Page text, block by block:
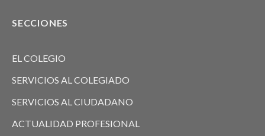
SECCIONES
EL COLEGIO
SERVICIOS AL COLEGIADO
SERVICIOS AL CIUDADANO
ACTUALIDAD PROFESIONAL